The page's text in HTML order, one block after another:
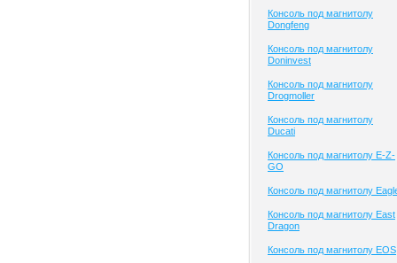
Консоль под магнитолу
Dongfeng
Консоль под магнитолу
Doninvest
Консоль под магнитолу
Drogmoller
Консоль под магнитолу
Ducati
Консоль под магнитолу E-Z-
GO
Консоль под магнитолу
Консоль под магнитолу East
Dragon
Консоль под магнитолу EOS